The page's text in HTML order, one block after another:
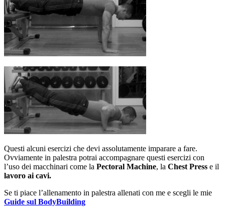
Questi alcuni esercizi che devi assolutamente imparare a fare.
Ovviamente in palestra potrai accompagnare questi esercizi con
l’uso dei macchinari come la Pectoral Machine, la Chest Press e il
lavoro ai cavi.
Se ti piace l’allenamento in palestra allenati con me e scegli le mie
Guide sul BodyBuilding